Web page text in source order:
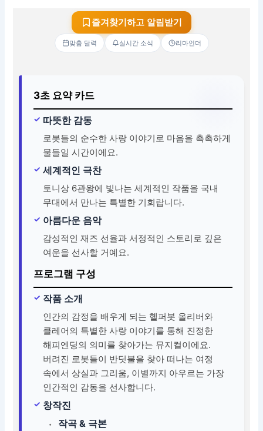
즐겨찾기하고 알림받기
맞춤 달력 실시간 소식 리마인더
3초 요약 카드
따뜻한 감동
로봇들의 순수한 사랑 이야기로 마음을 촉촉하게
물들일 시간이에요.
세계적인 극찬
토니상 6관왕에 빛나는 세계적인 작품을 국내
무대에서 만나는 특별한 기회랍니다.
아름다운 음악
감성적인 재즈 선율과 서정적인 스토리로 깊은
여운을 선사할 거예요.
프로그램 구성
작품 소개
인간의 감정을 배우게 되는 헬퍼봇 올리버와
클레어의 특별한 사랑 이야기를 통해 진정한
해피엔딩의 의미를 찾아가는 뮤지컬이에요.
버려진 로봇들이 반딧불을 찾아 떠나는 여정
속에서 상실과 그리움, 이별까지 아우르는 가장
인간적인 감동을 선사합니다.
창작진
작곡 & 극본